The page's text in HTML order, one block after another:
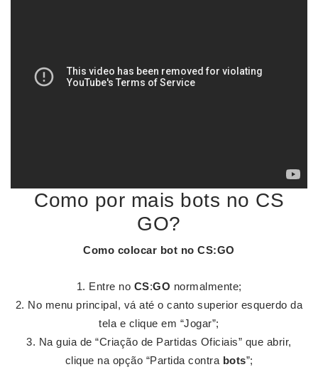
Como por mais bots no CS
GO?
Como colocar bot noCS:GO
Entre no CS:GO normalmente;
No menu principal, vá até o canto superior esquerdo da
tela e clique em “Jogar”;
Na guia de “Criação de Partidas Oficiais” que abrir,
clique na opção “Partida contra bots”;